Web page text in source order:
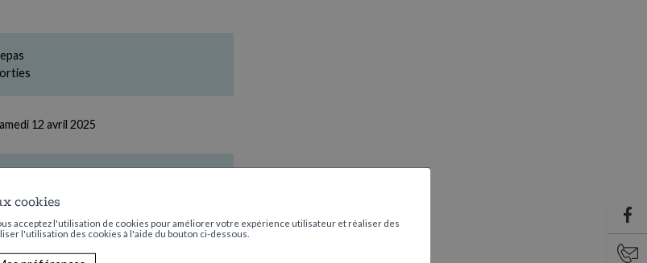
12 avril 2025
CHF 25.-
cookies
acceptez l'utilisation de cookies pour améliorer votre expérience utilisateur et réaliser des
l'utilisation des cookies à l'aide du bouton ci-dessous.